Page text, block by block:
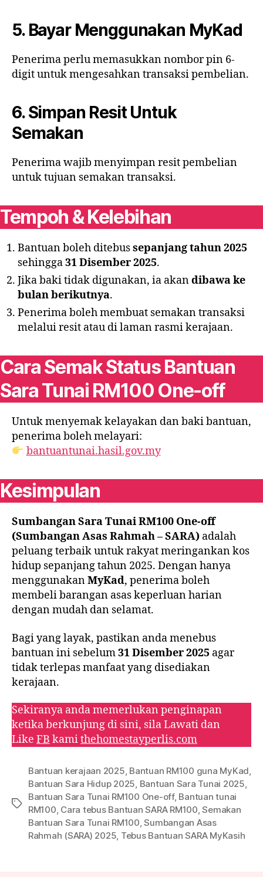
5. Bayar Menggunakan MyKad
Penerima perlu memasukkan nombor pin 6-
digit untuk mengesahkan transaksi pembelian.
6. Simpan Resit Untuk
Semakan
Penerima wajib menyimpan resit pembelian
untuk tujuan semakan transaksi.
Tempoh & Kelebihan
Bantuan boleh ditebussepanjang tahun 2025
sehingga31 Disember 2025.
Jika baki tidak digunakan, ia akandibawa ke
bulan berikutnya.
Penerima boleh membuat semakan transaksi
melalui resit atau di laman rasmi kerajaan.
Cara Semak Status Bantuan
Sara Tunai RM100 One-off
Untuk menyemak kelayakan dan baki bantuan,
penerima boleh melayari:
bantuantunai.hasil.gov.my
Kesimpulan
Sumbangan Sara Tunai RM100 One-off
(Sumbangan Asas Rahmah – SARA) adalah
peluang terbaik untuk rakyat meringankan kos
hidup sepanjang tahun 2025. Dengan hanya
menggunakanMyKad, penerima boleh
membeli barangan asas keperluan harian
dengan mudah dan selamat.
Bagi yang layak, pastikan anda menebus
bantuan ini sebelum31 Disember 2025 agar
tidak terlepas manfaat yang disediakan
kerajaan.
Sekiranya anda memerlukan penginapan
ketika berkunjung di sini, sila Lawati dan
Like FB kamithehomestayperlis.com
Tags
Bantuan kerajaan 2025, Bantuan RM100 guna MyKad,
Bantuan Sara Hidup 2025, Bantuan Sara Tunai 2025,
Bantuan Sara Tunai RM100 One-off, Bantuan tunai
RM100, Cara tebus Bantuan SARA RM100,Semakan
Bantuan Sara Tunai RM100,Sumbangan Asas
Rahmah (SARA) 2025, Tebus Bantuan SARA MyKasih